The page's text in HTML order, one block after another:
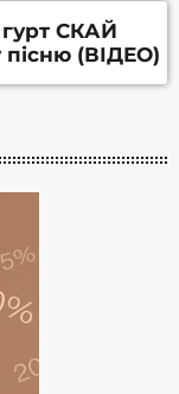
гурт СКАЙ
пісню (ВІДЕО)